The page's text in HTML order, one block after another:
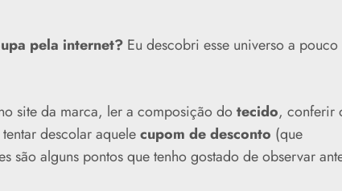
pela internet?Eu descobri esse universo a pouco
site da marca, ler a composição dotecido, conferir
descolar aquelecupom de desconto (que
são alguns pontos que tenho gostado de observar